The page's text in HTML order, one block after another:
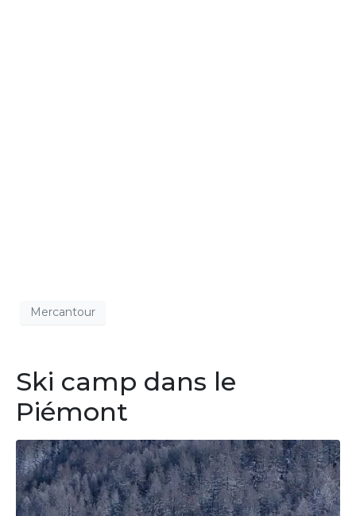
Mercantour
Ski camp dans le
Piémont